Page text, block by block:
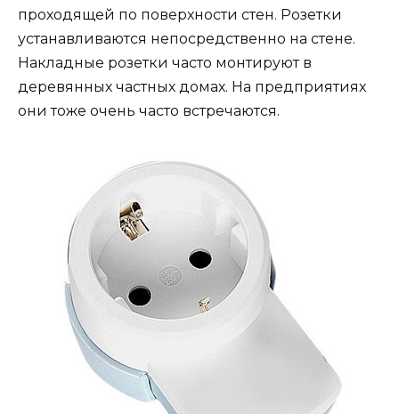
проходящей по поверхности стен. Розетки
устанавливаются непосредственно на стене.
Накладные розетки часто монтируют в
деревянных частных домах. На предприятиях
они тоже очень часто встречаются.